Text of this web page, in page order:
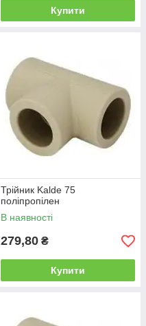
Купити
Трійник Kalde 75
поліпропілен
В наявності
279,80 ₴
Купити